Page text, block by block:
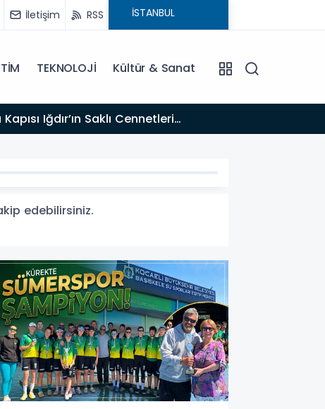
İletişim RSS
TEKNOLOJİ Kültür & Sanat
Son Yolculuğuna Uğurluyoruz
edebilirsiniz.